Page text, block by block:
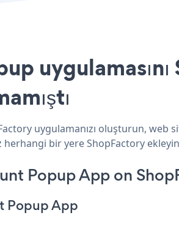
uygulamanızı oluşturun, web
bir yere ShopFactory
Popup App on
Popup App